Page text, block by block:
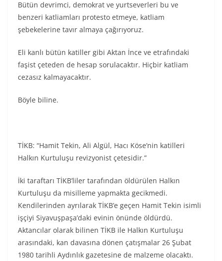
Bütün devrimci, demokrat ve yurtseverleri bu ve
benzeri katliamları protesto etmeye, katliam
şebekelerine tavır almaya çağırıyoruz.
Eli kanlı bütün katiller gibi Aktan İnce ve etrafındaki
faşist çeteden de hesap sorulacaktır. Hiçbir katliam
cezasız kalmayacaktır.
Böyle biline.
TİKB: “Hamit Tekin, Ali Algül, Hacı Köse’nin katilleri
Halkın Kurtuluşu revizyonist çetesidir.”
İki taraftarı TİKB’liler tarafından öldürülen Halkın
Kurtuluşu da misilleme yapmakta gecikmedi.
Kendilerinden ayrılarak TİKB’e geçen Hamit Tekin isimli
işçiyi Siyavuşpaşa’daki evinin önünde öldürdü.
Aktancılar olarak bilinen TİKB ile Halkın Kurtuluşu
arasındaki, kan davasına dönen çatışmalar 26 Şubat
1980 tarihli Aydınlık gazetesine de malzeme olacaktı.